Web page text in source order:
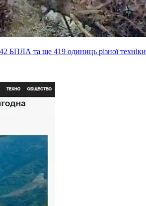
БПЛА та ще 419 одиниць різної техніки